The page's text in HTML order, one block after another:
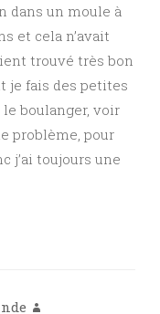
dans un moule à
et cela n’avait
trouvé très bon
je fais des petites
le boulanger, voir
problème, pour
j’ai toujours une